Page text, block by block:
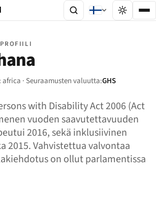
africa · Seuraamusten valuutta:GHS
with Disability Act 2006 (Act
vuoden saavutettavuuden
2016, sekä inklusiivinen
2015. Vahvistettua valvontaa
on ollut parlamentissa